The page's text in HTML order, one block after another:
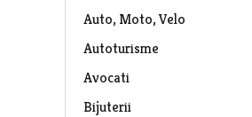
Auto, Moto, Velo
Autoturisme
Avocati
Bijuterii